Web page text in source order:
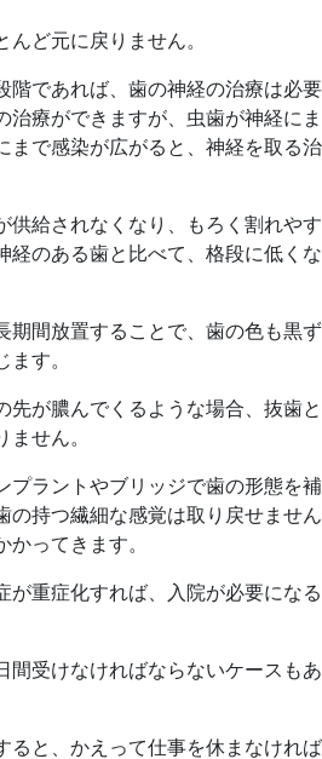
ど元に戻りません。
階であれば、歯の神経の治療は必要
治療ができますが、虫歯が神経にま
まで感染が広がると、神経を取る治
供給されなくなり、もろく割れやす
経のある歯と比べて、格段に低くな
期間放置することで、歯の色も黒ず
す。
先が膿んでくるような場合、抜歯と
せん。
プラントやブリッジで歯の形態を補
の持つ繊細な感覚は取り戻せません
ってきます。
が重症化すれば、入院が必要になる
間受けなければならないケースもあ
ると、かえって仕事を休まなければ